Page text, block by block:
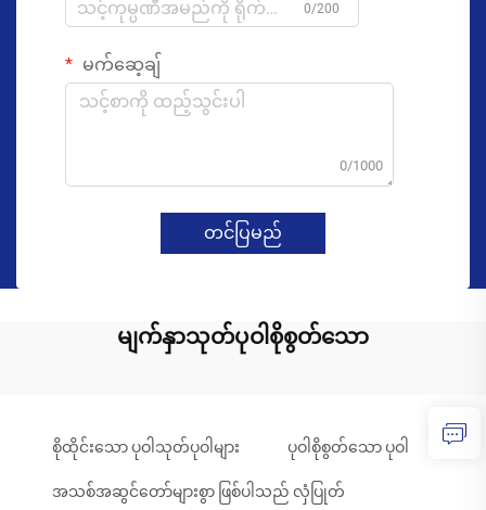
0/200
မက်ဆေ့ချ်
0/1000
တင်ပြမည်
မျက်နှာသုတ်ပုဝါစိုစွတ်သော
စိုထိုင်းသော ပုဝါသုတ်ပုဝါများ ပုဝါစိုစွတ်သော ပုဝါ
အသစ်အဆွင်တော်များစွာ ဖြစ်ပါသည် လှံပြုတ်